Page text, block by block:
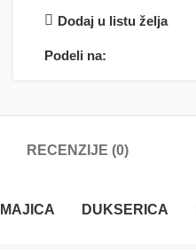
Dodaj u listu želja
Podeli na:
RECENZIJE (0)
DUKSERICA